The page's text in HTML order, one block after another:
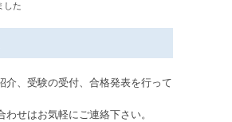
した
介、受験の受付、合格発表を行って
わせはお気軽にご連絡下さい。